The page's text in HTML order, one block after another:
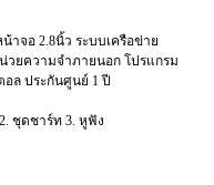
าจอ 2.8นิ้ว ระบบเครือข่าย
วยความจำภายนอก โปรแกรม
ล ประกันศูนย์ 1 ปี
ชุดชาร์ท 3. หูฟัง